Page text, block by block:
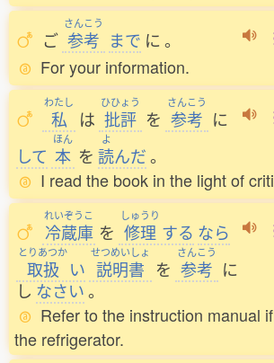
ご
さんこう
参考 まで に。
For your information.
わたし
私 は
ひひょう
批評 を
さんこう
参考 に
して
ほん
本 を
よ
読んだ。
I read the book in the light of
れいぞうこ
冷蔵庫 を
しゅうり
修理 する なら
とりあつか
取扱 い
せつめいしょ
説明書 を
さんこう
参考 に
し なさい。
Refer to the instruction manual
the refrigerator.